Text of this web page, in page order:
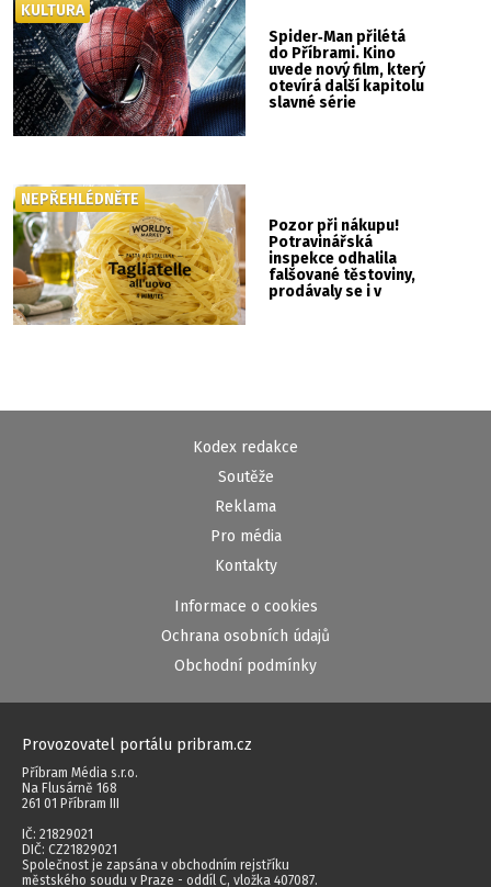
Spider‑Man přilétá
do Příbrami. Kino
uvede nový film, který
otevírá další kapitolu
slavné série
KULTURA
Pozor při nákupu!
Potravinářská
inspekce odhalila
falšované těstoviny,
prodávaly se i v
NEPŘEHLÉDNĚTE
Kodex redakce
Soutěže
Reklama
Pro média
Kontakty
Informace o cookies
Ochrana osobních údajů
Obchodní podmínky
Provozovatel portálu pribram.cz
Příbram Média s.r.o.
Na Flusárně 168
261 01 Příbram III
IČ: 21829021
DIČ: CZ21829021
Společnost je zapsána v obchodním rejstříku
městského soudu v Praze - oddíl C, vložka 407087.